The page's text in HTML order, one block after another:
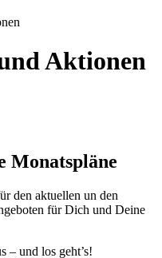
Aktionen
Monatspläne
den aktuellen un den
für Dich und Deine
– und los geht’s!